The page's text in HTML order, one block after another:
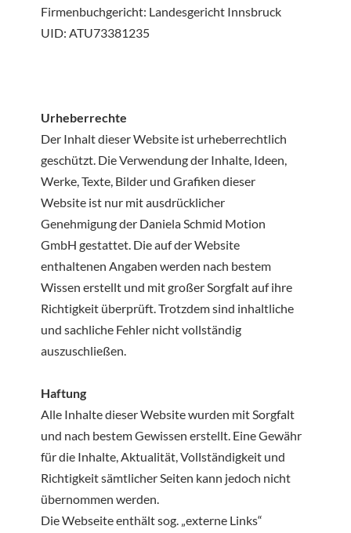
Firmenbuchgericht: Landesgericht Innsbruck
UID: ATU73381235
Urheberrechte
Der Inhalt dieser Website ist urheberrechtlich
geschützt. Die Verwendung der Inhalte, Ideen,
Werke, Texte, Bilder und Grafiken dieser
Website ist nur mit ausdrücklicher
Genehmigung der Daniela Schmid Motion
GmbH gestattet. Die auf der Website
enthaltenen Angaben werden nach bestem
Wissen erstellt und mit großer Sorgfalt auf ihre
Richtigkeit überprüft. Trotzdem sind inhaltliche
und sachliche Fehler nicht vollständig
auszuschließen.
Haftung
Alle Inhalte dieser Website wurden mit Sorgfalt
und nach bestem Gewissen erstellt. Eine Gewähr
für die Inhalte, Aktualität, Vollständigkeit und
Richtigkeit sämtlicher Seiten kann jedoch nicht
übernommen werden.
Die Webseite enthält sog. „externe Links“